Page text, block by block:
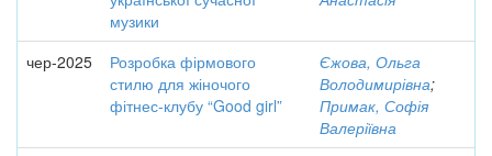
музики
чер-2025
Розробка фірмового
стилю для жіночого
фітнес-клубу “Good girl”
Єжова, Ольга
Володимирівна;
Примак, Софія
Валеріївна